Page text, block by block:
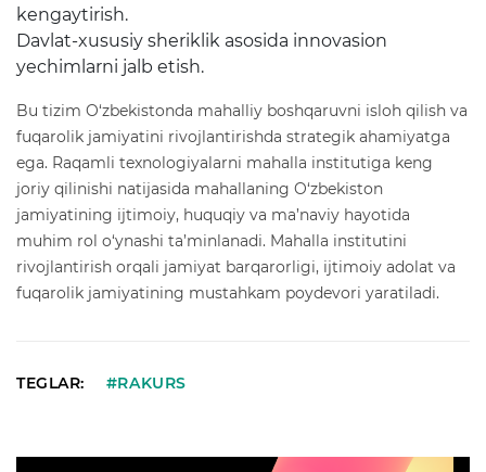
kengaytirish.
Davlat-xususiy sheriklik asosida innovasion
yechimlarni jalb etish.
Bu tizim O‘zbekistonda mahalliy boshqaruvni isloh qilish va
fuqarolik jamiyatini rivojlantirishda strategik ahamiyatga
ega. Raqamli texnologiyalarni mahalla institutiga keng
joriy qilinishi natijasida mahallaning O‘zbekiston
jamiyatining ijtimoiy, huquqiy va ma’naviy hayotida
muhim rol o‘ynashi ta’minlanadi. Mahalla institutini
rivojlantirish orqali jamiyat barqarorligi, ijtimoiy adolat va
fuqarolik jamiyatining mustahkam poydevori yaratiladi.
TEGLAR: #RAKURS